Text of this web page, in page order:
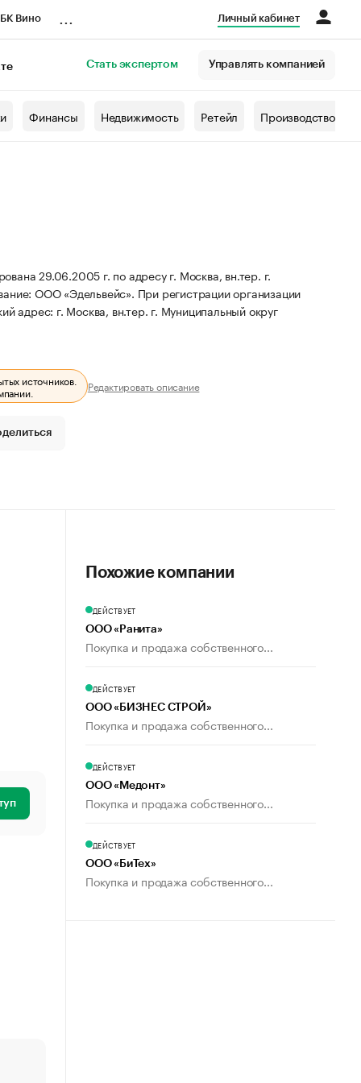
Вино Личный кабинет
Стать экспертом Управлять компанией
Финансы Недвижимость Ретейл Производство
29.06.2005 г. по адресу г. Москва, вн.тер. г.
ООО «Эдельвейс». При регистрации организации
адрес: г. Москва, вн.тер. г. Муниципальный округ
источников. Редактировать описание
Похожие компании
ДЕЙСТВУЕТ
ООО «Ранита»
Покупка и продажа собственного...
ДЕЙСТВУЕТ
ООО «БИЗНЕС СТРОЙ»
Покупка и продажа собственного...
ДЕЙСТВУЕТ
ООО «Медонт»
Покупка и продажа собственного...
ДЕЙСТВУЕТ
ООО «БиТех»
Покупка и продажа собственного...